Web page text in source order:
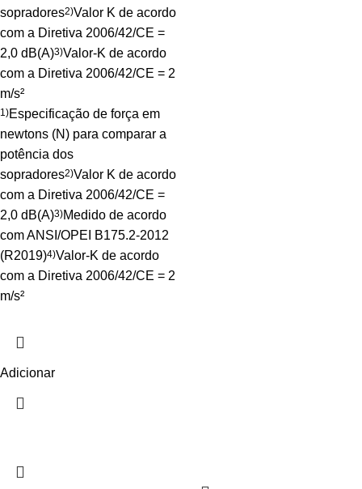
sopradores2)Valor K de acordo
com a Diretiva 2006/42/CE =
2,0 dB(A)3)Valor-K de acordo
com a Diretiva 2006/42/CE = 2
m/s²
1)Especificação de força em
newtons (N) para comparar a
potência dos
sopradores2)Valor K de acordo
com a Diretiva 2006/42/CE =
2,0 dB(A)3)Medido de acordo
com ANSI/OPEI B175.2-2012
(R2019)4)Valor-K de acordo
com a Diretiva 2006/42/CE = 2
m/s²
Adicionar